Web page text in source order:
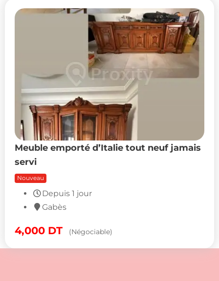
Meuble emporté d’Italie tout neuf jamais
servi
Nouveau
Depuis 1 jour
Gabès
4,000 DT (Négociable)